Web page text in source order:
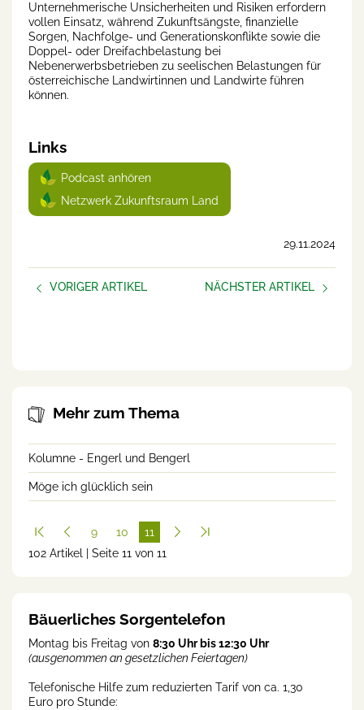
Unternehmerische Unsicherheiten und Risiken erfordern
vollen Einsatz, während Zukunftsängste, finanzielle
Sorgen, Nachfolge- und Generationskonflikte sowie die
Doppel- oder Dreifachbelastung bei
Nebenerwerbsbetrieben zu seelischen Belastungen für
österreichische Landwirtinnen und Landwirte führen
können.
Links
Podcast anhören
Netzwerk Zukunftsraum Land
29.11.2024
VORIGER ARTIKEL
NÄCHSTER ARTIKEL
Mehr zum Thema
Kolumne - Engerl und Bengerl
Möge ich glücklich sein
9 10
11
(cur
102 Artikel | Seite 11 von 11
Bäuerliches Sorgentelefon
Montag bis Freitag von 8:30 Uhr bis 12:30 Uhr
(ausgenommen an gesetzlichen Feiertagen)
Telefonische Hilfe zum reduzierten Tarif von ca. 1,30
Euro pro Stunde: